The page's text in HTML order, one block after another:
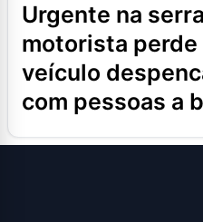
urgente na serra do marçal:
motorista perde
veículo
com pessoas a